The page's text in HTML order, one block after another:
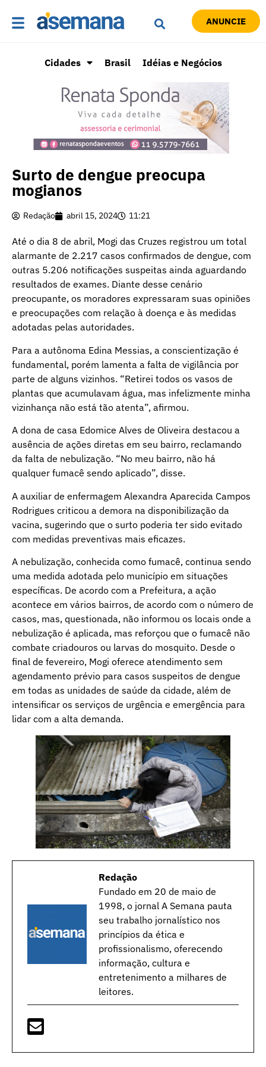
ANUNCIE
Cidades Brasil Idéias e Negócios
Surto de dengue preocupa
mogianos
Redação abril 15, 2024 11:21
Até o dia 8 de abril, Mogi das Cruzes registrou um total
alarmante de 2.217 casos confirmados de dengue, com
outras 5.206 notificações suspeitas ainda aguardando
resultados de exames. Diante desse cenário
preocupante, os moradores expressaram suas opiniões
e preocupações com relação à doença e às medidas
adotadas pelas autoridades.
Para a autônoma Edina Messias, a conscientização é
fundamental, porém lamenta a falta de vigilância por
parte de alguns vizinhos. “Retirei todos os vasos de
plantas que acumulavam água, mas infelizmente minha
vizinhança não está tão atenta”, afirmou.
A dona de casa Edomice Alves de Oliveira destacou a
ausência de ações diretas em seu bairro, reclamando
da falta de nebulização. “No meu bairro, não há
qualquer fumacê sendo aplicado”, disse.
A auxiliar de enfermagem Alexandra Aparecida Campos
Rodrigues criticou a demora na disponibilização da
vacina, sugerindo que o surto poderia ter sido evitado
com medidas preventivas mais eficazes.
A nebulização, conhecida como fumacê, continua sendo
uma medida adotada pelo município em situações
específicas. De acordo com a Prefeitura, a ação
acontece em vários bairros, de acordo com o número de
casos, mas, questionada, não informou os locais onde a
nebulização é aplicada, mas reforçou que o fumacê não
combate criadouros ou larvas do mosquito. Desde o
final de fevereiro, Mogi oferece atendimento sem
agendamento prévio para casos suspeitos de dengue
em todas as unidades de saúde da cidade, além de
intensificar os serviços de urgência e emergência para
lidar com a alta demanda.
Redação
Fundado em 20 de maio de
1998, o jornal A Semana pauta
seu trabalho jornalístico nos
princípios da ética e
profissionalismo, oferecendo
informação, cultura e
entretenimento a milhares de
leitores.